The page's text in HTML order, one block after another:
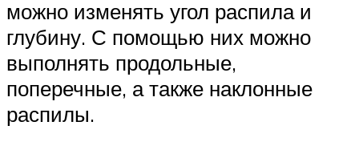
можно изменять угол распила и
глубину. С помощью них можно
выполнять продольные,
поперечные, а также наклонные
распилы.